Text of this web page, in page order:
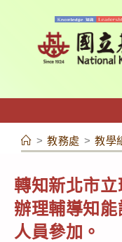
容
> 教務處 > 教學
轉知新北市
辦理輔導知
人員參加。